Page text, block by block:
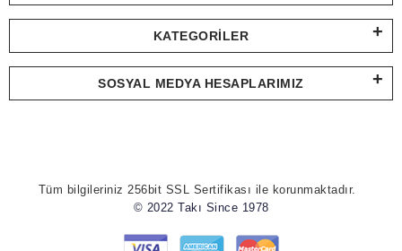
KATEGORILER
SOSYAL MEDYA HESAPLARIMIZ
Tüm bilgileriniz 256bit SSL Sertifikası ile korunmaktadır.
© 2022 Takı Since 1978